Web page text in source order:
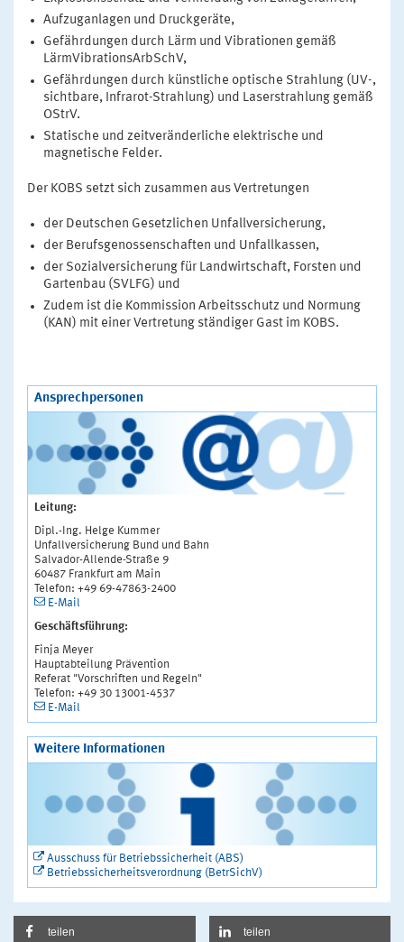
Aufzuganlagen und Druckgeräte,
Gefährdungen durch Lärm und Vibrationen gemäß
LärmVibrationsArbSchV,
Gefährdungen durch künstliche optische Strahlung (UV-,
sichtbare, Infrarot-Strahlung) und Laserstrahlung gemäß
OStrV.
Statische und zeitveränderliche elektrische und
magnetische Felder.
Der KOBS setzt sich zusammen aus Vertretungen
der Deutschen Gesetzlichen Unfallversicherung,
der Berufsgenossenschaften und Unfallkassen,
der Sozialversicherung für Landwirtschaft, Forsten und
Gartenbau (SVLFG) und
Zudem ist die Kommission Arbeitsschutz und Normung
(KAN) mit einer Vertretung ständiger Gast im KOBS.
Ansprechpersonen
Leitung:
Dipl.-Ing. Helge Kummer
Unfallversicherung Bund und Bahn
Salvador-Allende-Straße 9
60487 Frankfurt am Main
Telefon: +49 69-47863-2400
E-Mail
Geschäftsführung:
Finja Meyer
Hauptabteilung Prävention
Referat "Vorschriften und Regeln"
Telefon: +49 30 13001-4537
E-Mail
Weitere Informationen
Ausschuss für Betriebssicherheit (ABS)
Betriebssicherheitsverordnung (BetrSichV)
teilen teilen